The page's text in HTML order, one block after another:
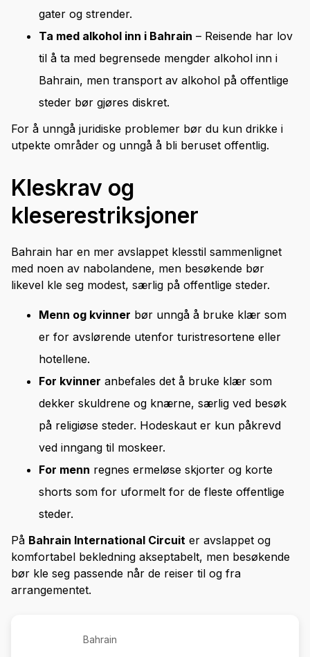
gater og strender.
Ta med alkohol inn i Bahrain – Reisende har lov
til å ta med begrensede mengder alkohol inn i
Bahrain, men transport av alkohol på offentlige
steder bør gjøres diskret.
For å unngå juridiske problemer bør du kun drikke i
utpekte områder og unngå å bli beruset offentlig.
Kleskrav og
kleserestriksjoner
Bahrain har en mer avslappet klesstil sammenlignet
med noen av nabolandene, men besøkende bør
likevel kle seg modest, særlig på offentlige steder.
Menn og kvinner bør unngå å bruke klær som
er for avslørende utenfor turistresortene eller
hotellene.
For kvinner anbefales det å bruke klær som
dekker skuldrene og knærne, særlig ved besøk
på religiøse steder. Hodeskaut er kun påkrevd
ved inngang til moskeer.
For menn regnes ermeløse skjorter og korte
shorts som for uformelt for de fleste offentlige
steder.
På Bahrain International Circuit er avslappet og
komfortabel bekledning akseptabelt, men besøkende
bør kle seg passende når de reiser til og fra
arrangementet.
Bahrain